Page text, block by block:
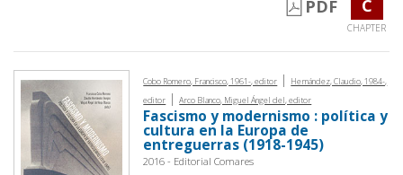
PDF C
CHAPTER
Cobo Romero, Francisco, 1961-, editor |
Hernández, Claudio, 1984-,
editor | Arco Blanco, Miguel Ángel del, editor
Fascismo y modernismo : política y
cultura en la Europa de
entreguerras (1918-1945)
2016 - Editorial Comares